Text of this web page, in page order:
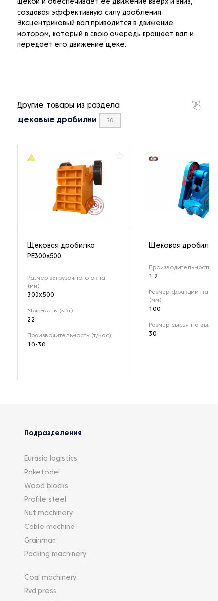
щекой и обеспечивает ее движение вверх и вниз,
создавая эффективную силу дробления.
Эксцентриковый вал приводится в движение
мотором, который в свою очередь вращает вал и
передает его движение щеке.
Другие товары из раздела
щековые дробилки 70
Щековая дробилка
РЕ300x500
Размер загрузочного окна
(мм)
300x500
Мощность (кВт)
22
Производительность (т/час)
10-30
Щековая дробилка
Производительность
1.2
Размер фракции на
(мм)
100
Размер сырья на
30
Подразделения
Eurasia logistics
Paketodel
Wood blocks
Profile steel
Nut machinery
Cable machine
Grainman
Packing machinery
Coal machinery
Rvd press